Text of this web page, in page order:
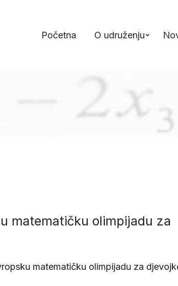
Početna O udruženju
matematičku olimpijadu za
matematičku olimpijadu za